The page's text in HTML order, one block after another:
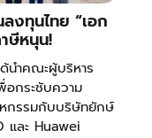
งทุนไทย “เอก
ษีหนุน!
นำคณะผู้บริหาร
อกระชับความ
กรรมกับบริษัทยักษ์
และ Huawei